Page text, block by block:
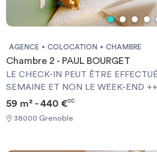
AGENCE COLOCATION CHAMBRE
Chambre 2 - PAUL BOURGET
LE CHECK-IN PEUT ÊTRE
SEMAINE ET NON LE WEEK-END +++Vous devez fournir une
Garantie Visale obligatoirement et une
[ENG] CHECK-IN CAN ONLY BE DONE ON WEEKDAYS AND
NOT AT WEEKENDS +++You must provide a Visale Guarantee
59 m² - 440 €CC
38000 Grenoble